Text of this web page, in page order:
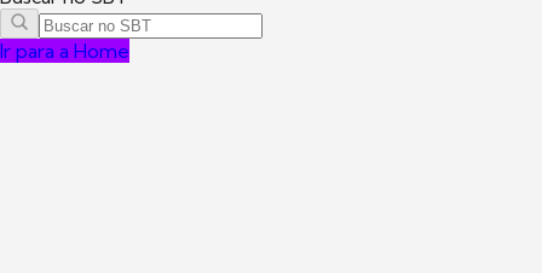
Ir para a Home